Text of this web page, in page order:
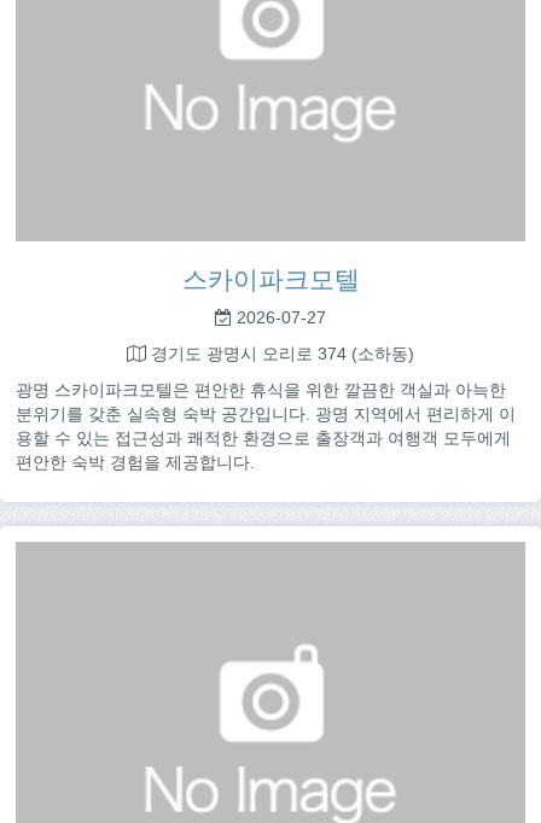
스카이파크모텔
2026-07-27
경기도 광명시 오리로 374 (소하동)
광명 스카이파크모텔은 편안한 휴식을 위한 깔끔한 객실과 아늑한
분위기를 갖춘 실속형 숙박 공간입니다. 광명 지역에서 편리하게 이
용할 수 있는 접근성과 쾌적한 환경으로 출장객과 여행객 모두에게
편안한 숙박 경험을 제공합니다.